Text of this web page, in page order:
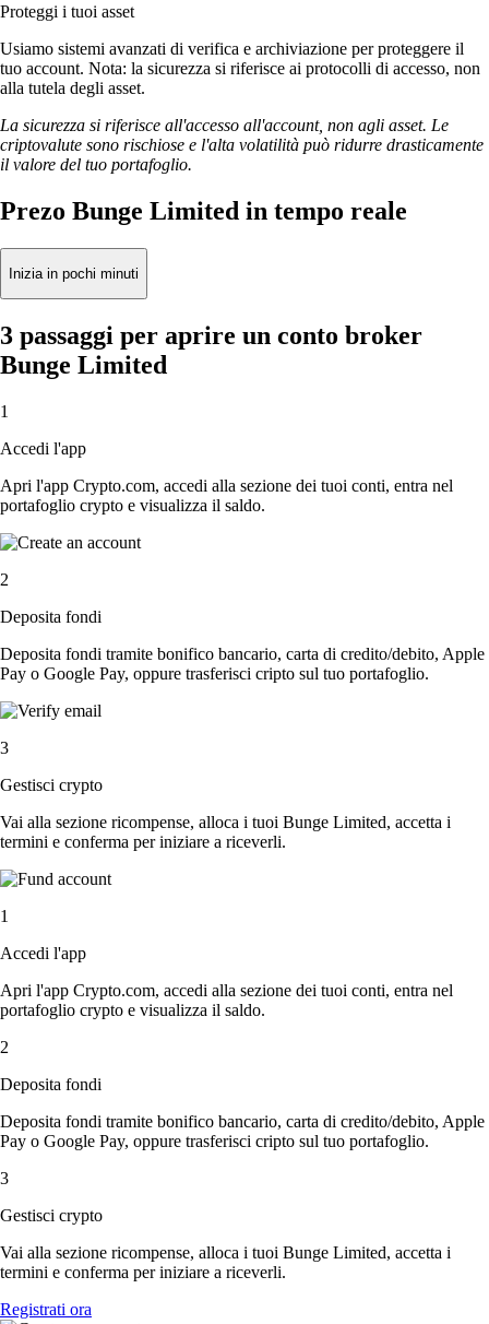
Proteggi i tuoi asset
Usiamo sistemi avanzati di verifica e archiviazione per proteggere il
tuo account. Nota: la sicurezza si riferisce ai protocolli di accesso, non
alla tutela degli asset.
La sicurezza si riferisce all'accesso all'account, non agli asset. Le
criptovalute sono rischiose e l'alta volatilità può ridurre drasticamente
il valore del tuo portafoglio.
Prezo Bunge Limited in tempo reale
Inizia in pochi minuti
3 passaggi per aprire un conto broker
Bunge Limited
1
Accedi l'app
Apri l'app Crypto.com, accedi alla sezione dei tuoi conti, entra nel
portafoglio crypto e visualizza il saldo.
2
Deposita fondi
Deposita fondi tramite bonifico bancario, carta di credito/debito, Apple
Pay o Google Pay, oppure trasferisci cripto sul tuo portafoglio.
3
Gestisci crypto
Vai alla sezione ricompense, alloca i tuoi Bunge Limited, accetta i
termini e conferma per iniziare a riceverli.
1
Accedi l'app
Apri l'app Crypto.com, accedi alla sezione dei tuoi conti, entra nel
portafoglio crypto e visualizza il saldo.
2
Deposita fondi
Deposita fondi tramite bonifico bancario, carta di credito/debito, Apple
Pay o Google Pay, oppure trasferisci cripto sul tuo portafoglio.
3
Gestisci crypto
Vai alla sezione ricompense, alloca i tuoi Bunge Limited, accetta i
termini e conferma per iniziare a riceverli.
Registrati ora